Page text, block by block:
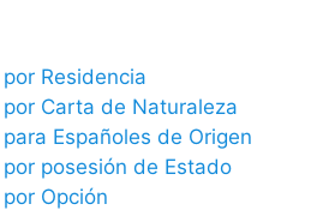
Residencia
Carta de Naturaleza
Españoles de Origen
posesión de Estado
Opción